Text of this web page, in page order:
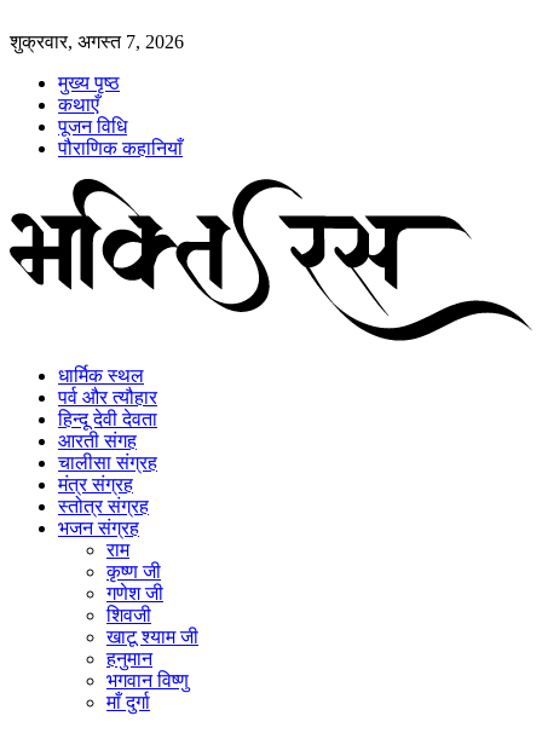
शुक्रवार, अगस्त 7, 2026
मुख्य पृष्ठ
कथाएँ
पूजन विधि
पौराणिक कहानियाँ
धार्मिक स्थल
पर्व और त्यौहार
हिन्दू देवी देवता
आरती संगह
चालीसा संग्रह
मंत्र संग्रह
स्तोत्र संग्रह
भजन संग्रह
राम
कृष्ण जी
गणेश जी
शिवजी
खाटू श्याम जी
हनुमान
भगवान विष्णु
माँ दुर्गा